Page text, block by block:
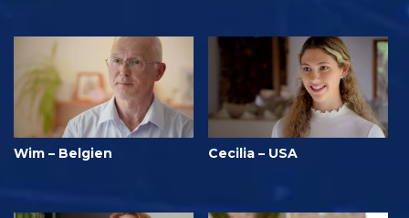
Wim – Belgien Cecilia – USA